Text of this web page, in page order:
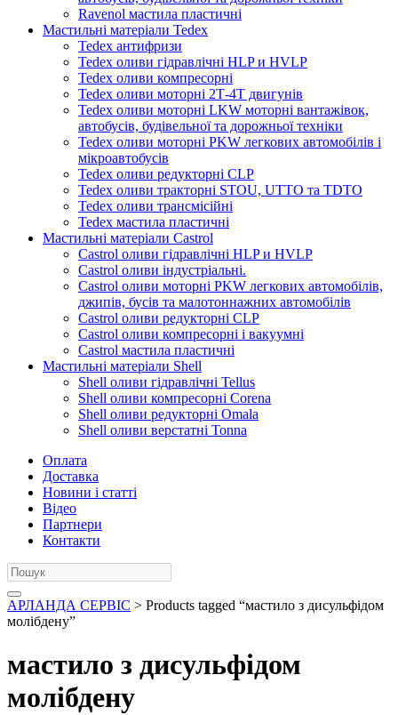
Ravenol мастила пластичні
Мастильні матеріали Tedex
Tedex антифризи
Tedex оливи гідравлічні HLP и HVLP
Tedex оливи компресорні
Tedex оливи моторні 2Т-4Т двигунів
Tedex оливи моторні LKW моторні вантажівок,
автобусів, будівельної та дорожньої техніки
Tedex оливи моторні PKW легкових автомобілів і
мікроавтобусів
Tedex оливи редукторні CLP
Tedex оливи тракторні STOU, UTTO та TDTO
Tedex оливи трансмісійні
Tedex мастила пластичні
Мастильні матеріали Castrol
Castrol оливи гідравлічні HLP и HVLP
Castrol оливи індустріальні.
Castrol оливи моторні PKW легкових автомобілів,
джипів, бусів та малотоннажних автомобілів
Castrol оливи редукторні CLP
Castrol оливи компресорні і вакуумні
Castrol мастила пластичні
Мастильні матеріали Shell
Shell оливи гідравлічні Tellus
Shell оливи компресорні Corena
Shell оливи редукторні Omala
Shell оливи верстатні Tonna
Оплата
Доставка
Новини і статті
Відео
Партнери
Контакти
АРЛАНДА СЕРВІС > Products tagged “мастило з дисульфідом
молібдену”
мастило з дисульфідом
молібдену